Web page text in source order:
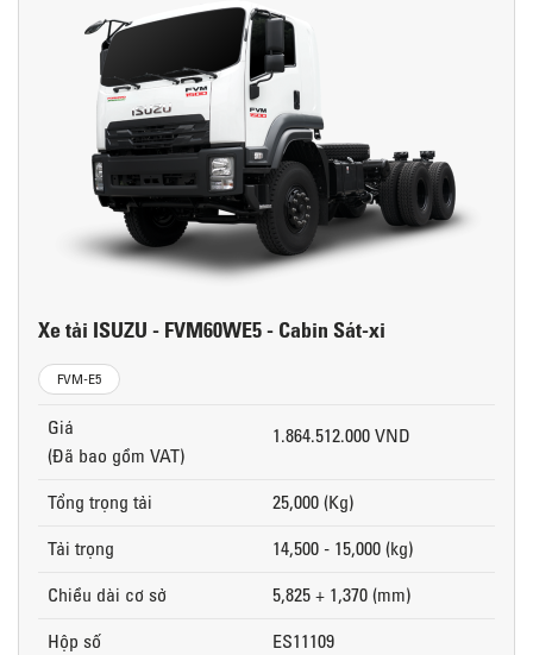
Xe tải ISUZU - FVM60WE5 - Cabin Sát-xi
FVM-E5
Giá
(Đã bao gồm VAT)
1.864.512.000 VND
Tổng trọng tải
25,000 (Kg)
Tải trọng
14,500 - 15,000 (kg)
Chiều dài cơ sở
5,825 + 1,370 (mm)
Hộp số
ES11109